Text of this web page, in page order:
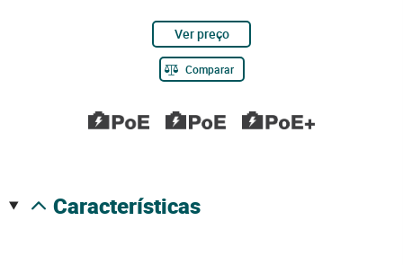
Ver preço
Comparar
características